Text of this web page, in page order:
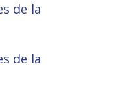
de la
de la